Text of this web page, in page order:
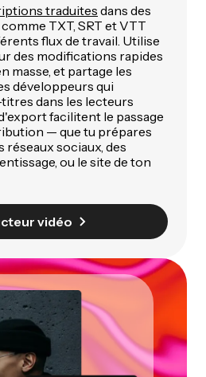
traduites dans des
TXT, SRT et VTT
flux de travail. Utilise
des modifications rapides
masse, et partage les
développeurs qui
dans les lecteurs
facilitent le passage
— que tu prépares
sociaux, des
ou le site de ton
vidéo